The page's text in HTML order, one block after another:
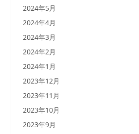
2024年5月
2024年4月
2024年3月
2024年2月
2024年1月
2023年12月
2023年11月
2023年10月
2023年9月